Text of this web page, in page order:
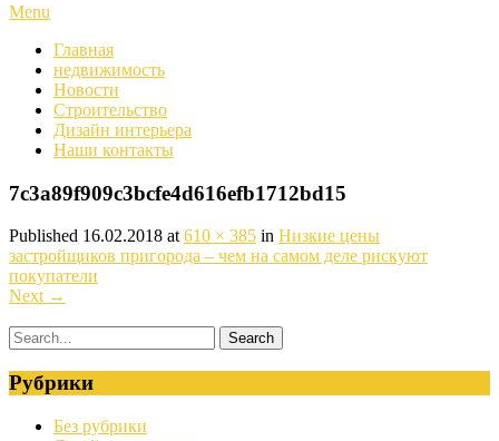
Menu
Главная
недвижимость
Новости
Строительство
Дизайн интерьера
Наши контакты
7c3a89f909c3bcfe4d616efb1712bd15
Published 16.02.2018 at 610 × 385 in Низкие цены
застройщиков пригорода – чем на самом деле рискуют
покупатели
Next →
Рубрики
Без рубрики